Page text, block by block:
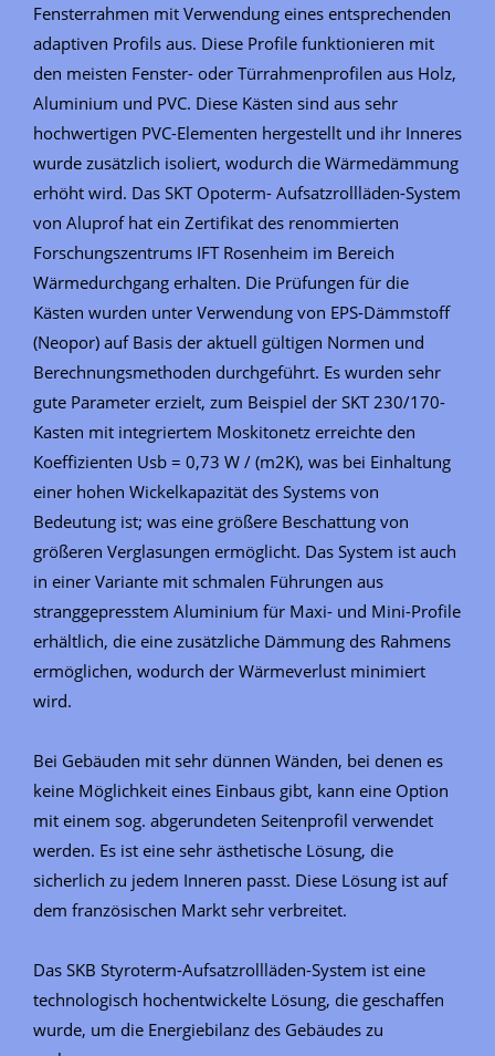
Fensterrahmen mit Verwendung eines entsprechenden
adaptiven Profils aus. Diese Profile funktionieren mit
den meisten Fenster- oder Türrahmenprofilen aus Holz,
Aluminium und PVC. Diese Kästen sind aus sehr
hochwertigen PVC-Elementen hergestellt und ihr Inneres
wurde zusätzlich isoliert, wodurch die Wärmedämmung
erhöht wird. Das SKT Opoterm- Aufsatzrollläden-System
von Aluprof hat ein Zertifikat des renommierten
Forschungszentrums IFT Rosenheim im Bereich
Wärmedurchgang erhalten. Die Prüfungen für die
Kästen wurden unter Verwendung von EPS-Dämmstoff
(Neopor) auf Basis der aktuell gültigen Normen und
Berechnungsmethoden durchgeführt. Es wurden sehr
gute Parameter erzielt, zum Beispiel der SKT 230/170-
Kasten mit integriertem Moskitonetz erreichte den
Koeffizienten Usb = 0,73 W / (m2K), was bei Einhaltung
einer hohen Wickelkapazität des Systems von
Bedeutung ist; was eine größere Beschattung von
größeren Verglasungen ermöglicht. Das System ist auch
in einer Variante mit schmalen Führungen aus
stranggepresstem Aluminium für Maxi- und Mini-Profile
erhältlich, die eine zusätzliche Dämmung des Rahmens
ermöglichen, wodurch der Wärmeverlust minimiert
wird.
Bei Gebäuden mit sehr dünnen Wänden, bei denen es
keine Möglichkeit eines Einbaus gibt, kann eine Option
mit einem sog. abgerundeten Seitenprofil verwendet
werden. Es ist eine sehr ästhetische Lösung, die
sicherlich zu jedem Inneren passt. Diese Lösung ist auf
dem französischen Markt sehr verbreitet.
Das SKB Styroterm-Aufsatzrollläden-System ist eine
technologisch hochentwickelte Lösung, die geschaffen
wurde, um die Energiebilanz des Gebäudes zu